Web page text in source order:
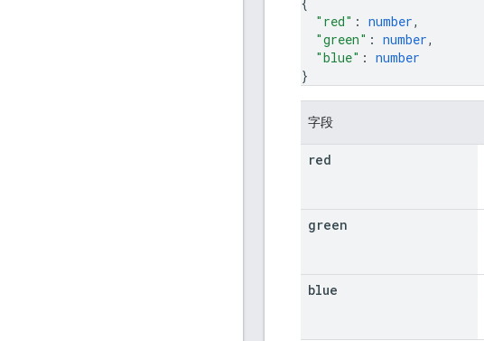
"red" : number,
"green" : number,
"blue" : number
}
字段
red
green
blue